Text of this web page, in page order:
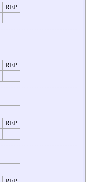
REP
REP
REP